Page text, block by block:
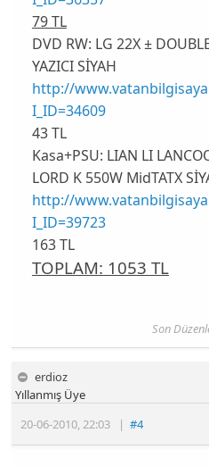
79 TL
DVD RW: LG 22X ±
YAZICI SİYAH
http://
I_ID=34609
43 TL
Kasa+PSU: LIAN LI
LORD K 550W MidTATX
http://
I_ID=39723
163 TL
TOPLAM: 1053 TL
Son
erdioz
20-06-2010,22:03 |#4
Yıllanmış Üye